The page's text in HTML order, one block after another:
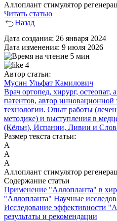
Аллоплант стимулятор
Читать статью
Назад
Дата создания: 26 января 2024
Дата изменения: 9 июля 2026
5 мин
4
Автор статьи:
Мусин Ульфат Камилович
Врач ортопед, хирург, остеопат,
патентов, автор инновационной
технологии. Опыт работы
методике) и выступления в
(Кёльн), Испании, Ливии и
Размер текста статьи:
А
А
А
Аллоплант стимулятор
Содержание статьи
Применение "Аллопланта" в
"Аллопланта" Научные
Исследование эффективности
результаты и рекомендации